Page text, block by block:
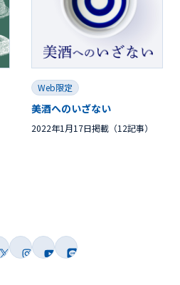
Web限定
美酒へのいざない
2022年1月17日掲載（12記事）